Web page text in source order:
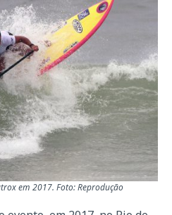
em 2017. Foto: Reprodução